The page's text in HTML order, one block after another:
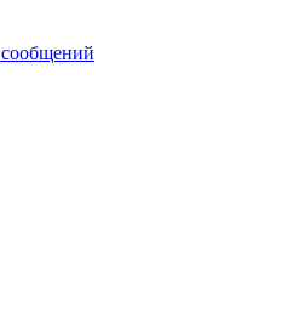
сообщений